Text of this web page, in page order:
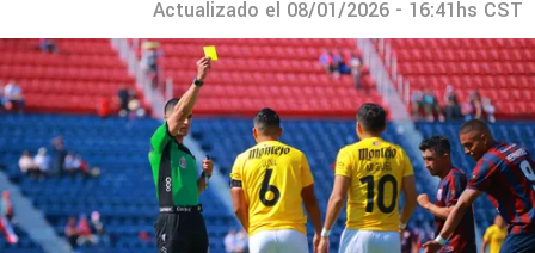
Actualizado el 08/01/2026 - 16:41hs CST